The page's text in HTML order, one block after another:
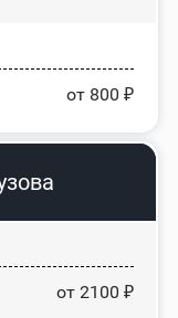
от 800 ₽
от 2100 ₽